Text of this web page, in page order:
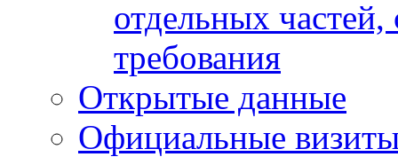
отдельных
требования
Открытые данные
Официальные